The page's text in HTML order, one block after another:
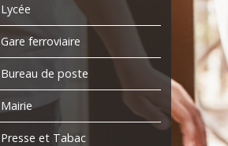
Lycée
Gare ferroviaire
Bureau de poste
Mairie
Presse et Tabac